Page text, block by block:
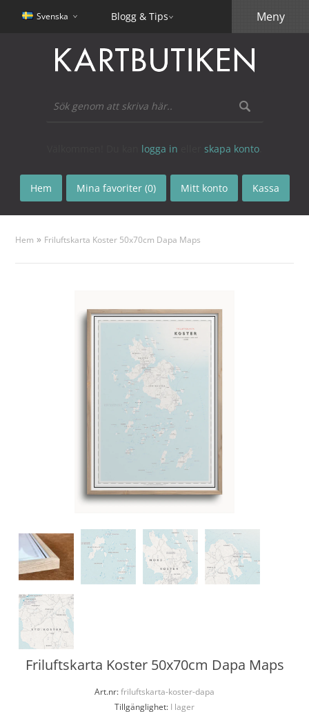
Svenska Blogg & Tips
logga in skapa konto
Hem Mina favoriter (0) Mitt konto Kassa
Meny
Hem » Friluftskarta Koster 50x70cm Dapa Maps
Friluftskarta Koster 50x70cm Dapa Maps
Art.nr:friluftskarta-koster-dapa
Tillgänglighet: I lager